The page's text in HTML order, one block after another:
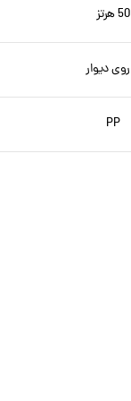
50 هرتز
روی دیوار
PP